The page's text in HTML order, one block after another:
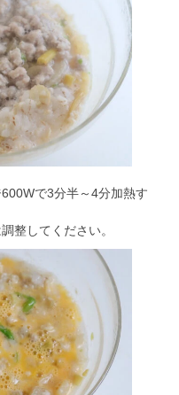
で3分半～4分加熱す
整してください。